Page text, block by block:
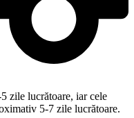
zile lucrătoare, iar cele
5-7 zile lucrătoare.